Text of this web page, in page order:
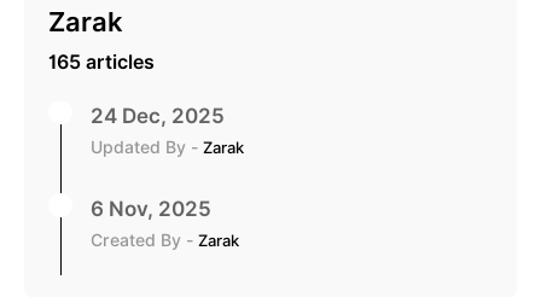
Zarak
165 articles
24 Dec, 2025
Updated By - Zarak
6 Nov, 2025
Created By - Zarak